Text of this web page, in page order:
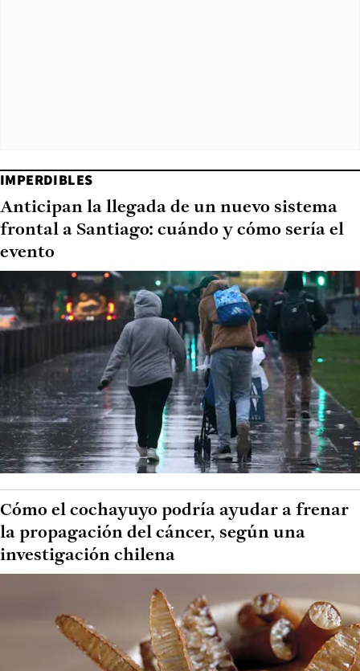
IMPERDIBLES
Anticipan la llegada de un nuevo sistema
frontal a Santiago: cuándo y cómo sería el
evento
Cómo el cochayuyo podría ayudar a frenar
la propagación del cáncer, según una
investigación chilena